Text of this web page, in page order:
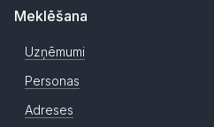
Meklēšana
Uzņēmumi
Personas
Adreses